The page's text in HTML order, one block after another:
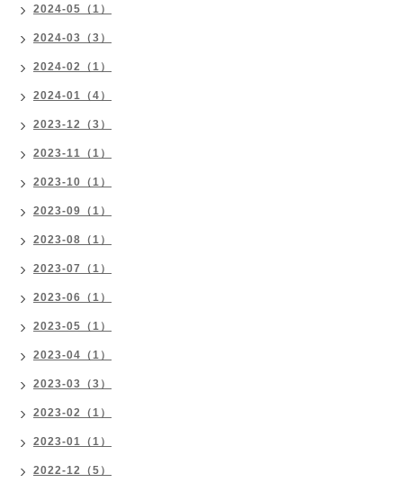
2024-05（1）
2024-03（3）
2024-02（1）
2024-01（4）
2023-12（3）
2023-11（1）
2023-10（1）
2023-09（1）
2023-08（1）
2023-07（1）
2023-06（1）
2023-05（1）
2023-04（1）
2023-03（3）
2023-02（1）
2023-01（1）
2022-12（5）